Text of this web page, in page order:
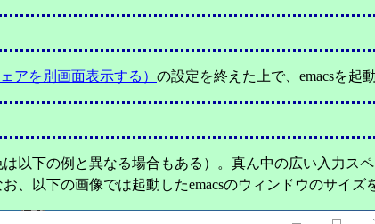
アを別画面表示する） の設定を終えた上で、emacsを起動
以下の例と異なる場合もある）。真ん中の広い入力ス
、以下の画像では起動したemacsのウィンドウのサイズ